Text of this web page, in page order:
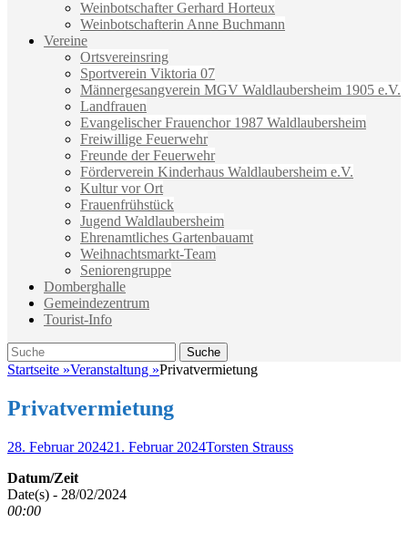
Weinbotschafter Gerhard Horteux
Weinbotschafterin Anne Buchmann
Vereine
Ortsvereinsring
Sportverein Viktoria 07
Männergesangverein MGV Waldlaubersheim 1905 e.V.
Landfrauen
Evangelischer Frauenchor 1987 Waldlaubersheim
Freiwillige Feuerwehr
Freunde der Feuerwehr
Förderverein Kinderhaus Waldlaubersheim e.V.
Kultur vor Ort
Frauenfrühstück
Jugend Waldlaubersheim
Ehrenamtliches Gartenbauamt
Weihnachtsmarkt-Team
Seniorengruppe
Domberghalle
Gemeindezentrum
Tourist-Info
Suche
Suche
nach:
Startseite »Veranstaltung »Privatvermietung
Privatvermietung
Veröffentlicht
28. Februar 202421. Februar 2024Autor
Torsten Strauss
Datum/Zeit
Date(s) - 28/02/2024
00:00